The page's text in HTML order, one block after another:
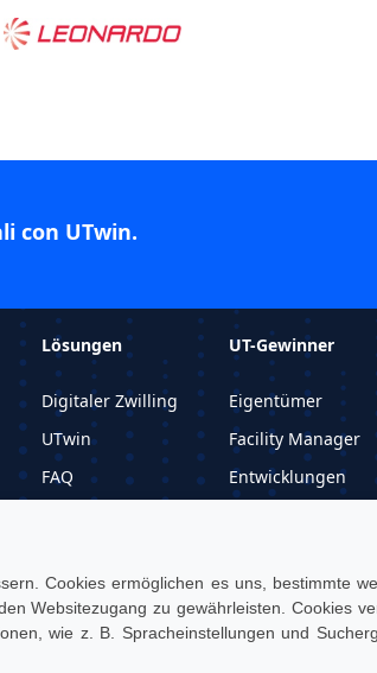
Cookies ermöglichen es uns, bestimmte
Websitezugang zu gewährleisten. Cookies
wie z. B. Spracheinstellungen und
con UTwin.
Lösungen
Digitaler Zwilling
UTwin
FAQ
UT-Gewinner
Eigentümer
Facility Manager
Entwicklungen